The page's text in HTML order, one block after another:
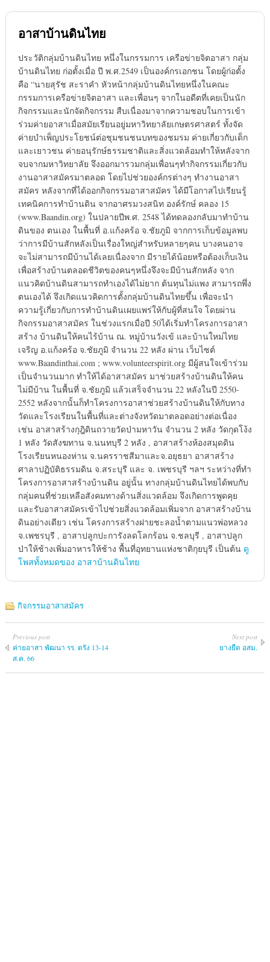
อาสาบ้านดินไทย
ประวัติกลุ่มบ้านดินไทย หนึ่งในกรรมการ เครือข่ายจิตอาสา กลุ่ม
บ้านดินไทย ก่อตั้งเมื่อ ปี พ.ศ.2549 เป็นองค์กรเอกชน โดยผู้ก่อตั้ง
คือ “นายสุรัช สะราคำ หัวหน้ากลุ่มบ้านดินไทยหนึ่งในคณะ
กรรมการเครือข่ายจิตอาสา และเพื่อนๆ จากในอดีตที่เคยเป็นนัก
กิจกรรมและนักจัดกิจกรรม สืบเนื่องมาจากความชอบในการเข้า
ร่วมค่ายอาสาเมื่อสมัยเรียนอยู่มหาวิทยาลัยเกษตรศาสตร์ ทั้งจัด
ค่ายบำเพ็ญประโยชน์ต่อชุมชนชนบทของชมรม ค่ายเกี่ยวกับเด็ก
และเยาวชน ค่ายอนุรักษ์ธรรมชาติและสิ่งแวดล้อมทำให้หลังจาก
จบจากมหาวิทยาลัย จึงออกมารวมกลุ่มเพื่อนๆทำกิจกรรมเกี่ยวกับ
งานอาสาสมัครมาตลอด โดยไปช่วยองค์กรต่างๆ ทำงานอาสา
สมัคร หลังจากที่ได้ออกกิจกรรมอาสาสมัคร ได้มีโอกาสไปเรียนรู้
เทคนิคการทำบ้านดิน จากอาศรมวงสนิท องค์รักษ์ คลอง 15
(www.Baandin.org) ในปลายปีพ.ศ. 2548 ได้ทดลองกลับมาทำบ้าน
ดินของ ตนเอง ในพื้นที่ อ.แก้งคร้อ จ.ชัยภูมิ จากการเก็บข้อมูลพบ
ว่าการมีบ้านสักหลังเป็นเรื่องใหญ่สำหรับหลายๆคน บางคนอาจ
จะไม่สามารถมีบ้านได้เลยเนื่องจาก มีรายได้น้อยหรือต้องเก็บเงิน
เพื่อสร้างบ้านตลอดชีวิตของคนๆหนึ่งจึงจะมีบ้านสักหลัง จาก
แนวคิดบ้านดินสามารถทำเองได้ไม่ยาก ต้นทุนไม่แพง สามารถพึ่ง
ตนเองได้ จึงเกิดแนวคิดการตั้งกลุ่มบ้านดินไทยขึ้น เพื่อจะนำ
ความรู้เกี่ยวกับการทำบ้านดินเผยแพร่ให้กับผู้ที่สนใจ โดยผ่าน
กิจกรรมอาสาสมัคร ในช่วงแรกเมื่อปี 50ได้เริ่มทำโครงการอาสา
สร้าง บ้านดินให้คนไร้บ้าน ณ. หมู่บ้านวังเข้ และบ้านใหม่ไทย
เจริญ อ.แก้งคร้อ จ.ชัยภูมิ จำนวน 22 หลัง ผ่าน เว็บไซต์
www.Baandinthai.com ; www.volunteerspirit.org มีผู้สนใจเข้าร่วม
เป็นจำนวนมาก ทำให้ได้อาสาสมัคร มาช่วยสร้างบ้านดินให้คน
ไม่มีบ้าน ในพื้นที่ จ.ชัยภูมิ แล้วเสร็จจำนวน 22 หลังในปี 2550-
2552 หลังจากนั้นก็ทำโครงการอาสาช่วยสร้างบ้านดินให้กับทาง
วัดและโรงเรียนในพื้นที่และต่างจังหวัดมาตลอดอย่างต่อเนื่อง
เช่น อาสาสร้างกุฎิดินถวายวัดป่ามหาวัน จำนวน 2 หลัง วัดกุดโง้ง
1 หลัง วัดสังฆทาน จ.นนทบุรี 2 หลัง , อาสาสร้างห้องสมุดดิน
โรงเรียนหนองห่าน จ.นครราชสีมาและจ.อยุธยา อาสาสร้าง
ศาลาปฏิบัติธรรมดิน จ.สระบุรี และ จ. เพชรบุรี ฯลฯ ระหว่างที่ทำ
โครงการอาสาสร้างบ้านดิน อยู่นั้น ทางกลุ่มบ้านดินไทยได้พบกับ
กลุ่มคนที่ช่วยเหลือสังคมทางด้านสิ่งแวดล้อม จึงเกิดการพูดคุย
และรับอาสาสมัครเข้าไปช่วยสิ่งแวดล้อมเพิ่มจาก อาสาสร้างบ้าน
ดินอย่างเดียว เช่น โครงการสร้างฝายชะลอน้ำตามแนวพ่อหลวง
จ.เพชรบุรี , อาสาปลูกปะการังลดโลกร้อน จ.ชลบุรี , อาสาปลูก
ป่าให้ช้างเพิ่มอาหารให้ช้าง พื้นที่อุทยานแห่งชาติกุยบุรี เป็นต้น ดู
โพสทั้งหมดของ อาสาบ้านดินไทย
กิจกรรมอาสาสมัคร
Previous post
ค่ายอาสา พัฒนา รร. ตรัง 13-14
ส.ค. 66
Next post
ยางยืด อสม.